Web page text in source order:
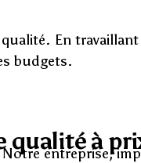
En
budgets.
qualité à
entreprise,